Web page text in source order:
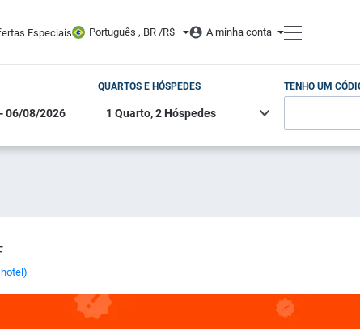
Especiais Português , BR /R$ A minha conta
QUARTOS E HÓSPEDES TENHO UM